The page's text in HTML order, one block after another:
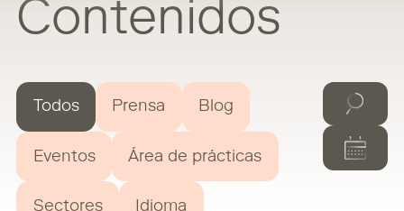
Contenidos
Todos Prensa Blog
Eventos Área de prácticas
Sectores Idioma